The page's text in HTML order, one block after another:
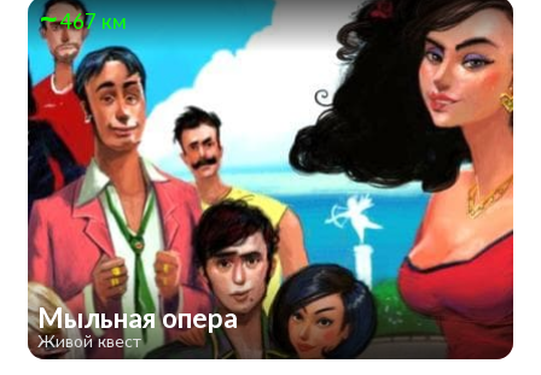
467 км
Мыльная опера
Живой квест